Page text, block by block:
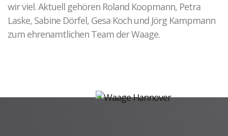
wir viel. Aktuell gehören Roland Koopmann, Petra
Laske, Sabine Dörfel, Gesa Koch und Jörg Kampmann
zum ehrenamtlichen Team der Waage.